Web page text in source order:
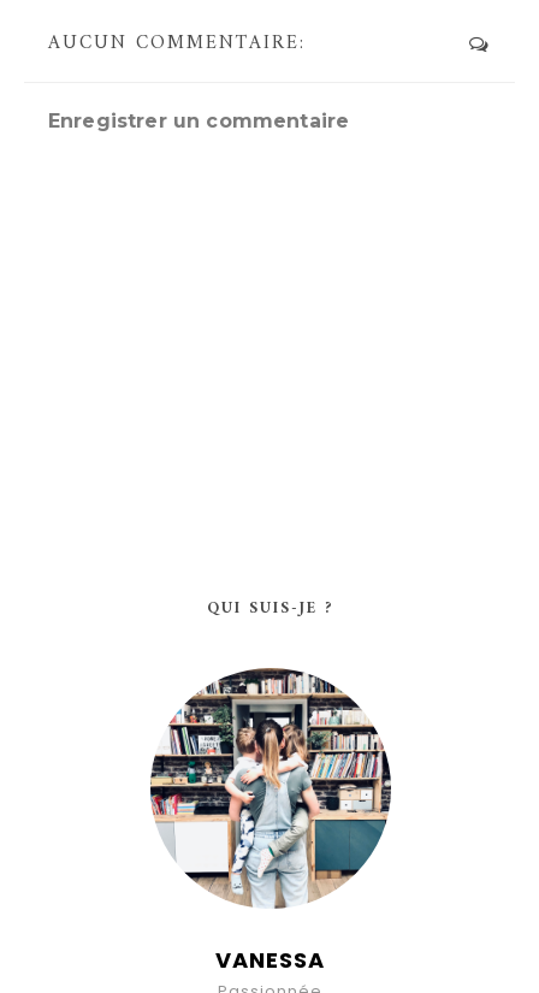
AUCUN COMMENTAIRE:
Enregistrer un commentaire
QUI SUIS-JE ?
VANESSA